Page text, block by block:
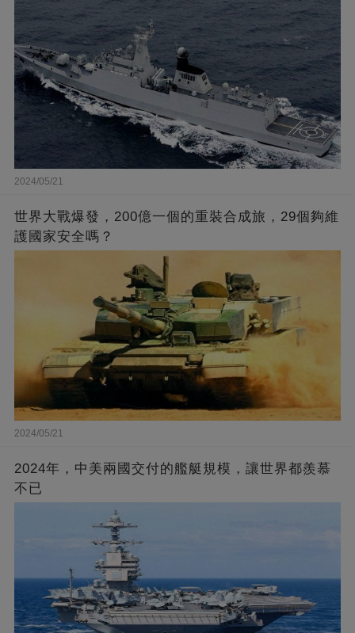
2024/05/21
世界大戰爆發，200億一個的重裝合成旅，29個夠維
護國家安全嗎？
2024/05/21
2024年，中美兩國交付的艦艇規模，讓世界都羨慕
不已